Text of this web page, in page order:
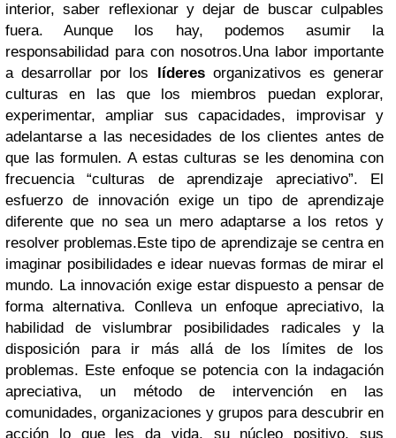
interior, saber reflexionar y dejar de buscar culpables
fuera. Aunque los hay, podemos asumir la
responsabilidad para con nosotros.Una labor importante
a desarrollar por los líderesorganizativos es generar
culturas en las que los miembros puedan explorar,
experimentar, ampliar sus capacidades, improvisar y
adelantarse a las necesidades de los clientes antes de
que las formulen. A estas culturas se les denomina con
frecuencia “culturas de aprendizaje apreciativo”. El
esfuerzo de innovación exige un tipo de aprendizaje
diferente que no sea un mero adaptarse a los retos y
resolver problemas.Este tipo de aprendizaje se centra en
imaginar posibilidades e idear nuevas formas de mirar el
mundo. La innovación exige estar dispuesto a pensar de
forma alternativa. Conlleva un enfoque apreciativo, la
habilidad de vislumbrar posibilidades radicales y la
disposición para ir más allá de los límites de los
problemas. Este enfoque se potencia con la indagación
apreciativa, un método de intervención en las
comunidades, organizaciones y grupos para descubrir en
acción lo que les da vida, su núcleo positivo, sus